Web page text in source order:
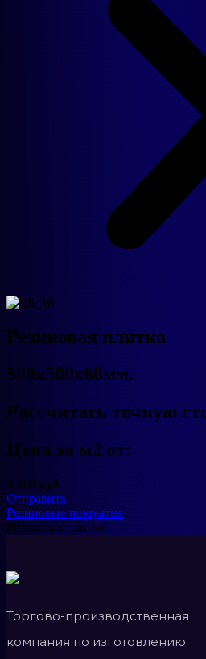
Резиновая плитка
500x500х60мм.
Рассчитать точную
Цена за м2 от:
3 500 руб.
Отправить
Резиновые покрытия
Резиновая плитка
Торгово-производственная
компания по изготовлению